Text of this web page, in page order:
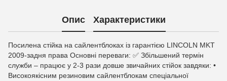
Опис Характеристики
Посилена стійка на сайлентблоках із гарантією LINCOLN MKT
2009-задня права Основні переваги: ✅ Збільшений термін
служби – працює у 2-3 рази довше звичайних стійок завдяки: •
Високоякісним резиновим сайлентблокам спеціальної